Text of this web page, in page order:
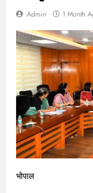
Admin 1 Month
भोपाल